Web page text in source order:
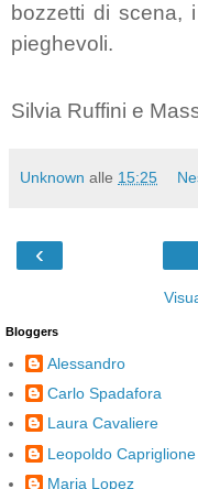
bozzetti di scena,
pieghevoli.
Silvia Ruffini e
Unknown alle 15:25
‹
Bloggers
Alessandro
Carlo Spadafora
Laura Cavaliere
Leopoldo Capriglione
Maria Lopez